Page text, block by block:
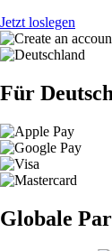
Jetzt loslegen
Für
Globale